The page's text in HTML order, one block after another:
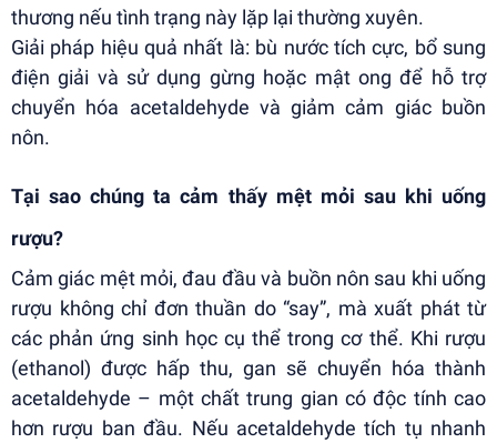
thương nếu tình trạng này lặp lại thường xuyên.
Giải pháp hiệu quả nhất là: bù nước tích cực, bổ sung
điện giải và sử dụng gừng hoặc mật ong để hỗ trợ
chuyển hóa acetaldehyde và giảm cảm giác buồn
nôn.
Tại sao chúng ta cảm thấy mệt mỏi sau khi uống
rượu?
Cảm giác mệt mỏi, đau đầu và buồn nôn sau khi uống
rượu không chỉ đơn thuần do “say”, mà xuất phát từ
các phản ứng sinh học cụ thể trong cơ thể. Khi rượu
(ethanol) được hấp thu, gan sẽ chuyển hóa thành
acetaldehyde – một chất trung gian có độc tính cao
hơn rượu ban đầu. Nếu acetaldehyde tích tụ nhanh